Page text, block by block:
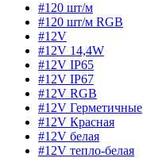
#120 шт/м
#120 шт/м RGB
#12V
#12V 14,4W
#12V IP65
#12V IP67
#12V RGB
#12V Герметичные
#12V Красная
#12V белая
#12V тепло-белая